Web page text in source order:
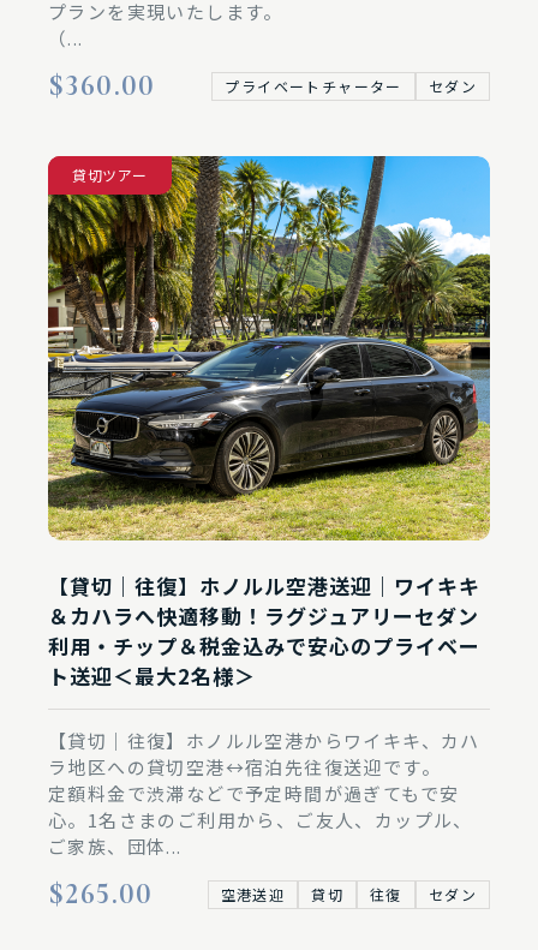
プランを実現いたします。
（...
$360.00 プライベートチャーター セダン
空港送迎
貸切ツアー
【貸切｜往復】ホノルル空港送迎｜ワイキキ
＆カハラへ快適移動！ラグジュアリーセダン
利用・チップ＆税金込みで安心のプライベー
ト送迎＜最大2名様＞
【貸切｜往復】ホノルル空港からワイキキ、カハ
ラ地区への貸切空港↔︎宿泊先往復送迎です。
定額料金で渋滞などで予定時間が過ぎてもで安
心。1名さまのご利用から、ご友人、カップル、
ご家族、団体...
$265.00 空港送迎 貸切 往復 セダン